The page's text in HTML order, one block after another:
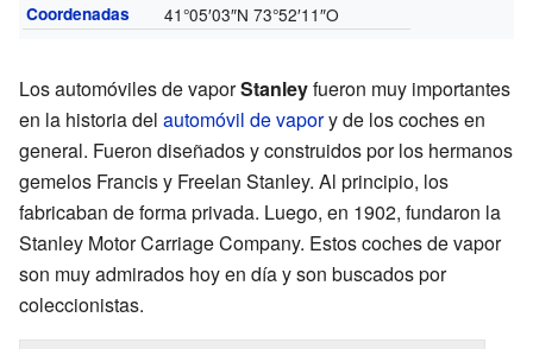
Coordenadas 41°05′03″N 73°52′11″O
Los automóviles de vaporStanleyfueron muy importantes
en la historia del automóvil de vapory de los coches en
general. Fueron diseñados y construidos por los hermanos
gemelos Francis y Freelan Stanley. Al principio, los
fabricaban de forma privada. Luego, en 1902, fundaron la
Stanley Motor Carriage Company. Estos coches de vapor
son muy admirados hoy en día y son buscados por
coleccionistas.